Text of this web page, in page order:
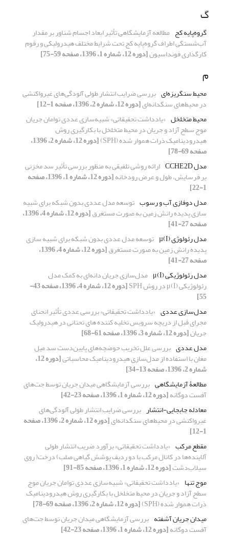
گ
گروه‌پایه کج مطالعه آزمایشگاهی تأثیر ابعاد اجسام شناور بر مقدار
آب‌شستگی اطراف گروه‌پایه کج تحت شرایط مختلف هیدرولیکی و رقوم
کارگذاری فونداسیون[دوره 12، شماره 1، 1396، صفحه 59-75]
م
محیط سنگریزه‌ای بررسی ضرایب انتشار طولی آلودگی‌های غیرواکنشی
در محیط‌های سنگدانه‌ای[دوره 12، شماره 2، 1396، صفحه 1-12]
محیط متخلخل «یادداشت تحقیقاتی» شبیه‌سازی عددی توامان جریان
موج سطح آزاد و جریان در محیط متخلخل با بکارگیری روش
هیدرودینامیک ذرات هموار شده (SPH) [دوره 12، شماره 2، 1396،
صفحه 69-78]
مدل CCHE2D
ارائه روشی تلفیقی به منظور بررسی تأثیر سد مخزنی
بر فرسایش، طول و عرض رودخانه [دوره 12، شماره 1، 1396، صفحه
1-22]
مدل دوفازی آب و رسوب توسعه مدل عددی بدون شبکه برای شبیه‏
سازی پدیده رانش زمین به صورت مستغرق [دوره 12، شماره 4، 1396،
صفحه 27-41]
مدل رئولوژی µ(I)
توسعه مدل عددی بدون شبکه برای شبیه‏ سازی
پدیده رانش زمین به صورت مستغرق [دوره 12، شماره 4، 1396،
صفحه 27-41]
مدل رئولوژیکی μ(I)
مدل‌سازی جریان دانه‌ای به کمک مدل
رئولوژیکی μ(I) در روش SPH [دوره 12، شماره 4، 1396، صفحه 43-
55]
مدل‌سازی عددی «یادداشت تحقیقاتی» بررسی عددی تأثیر انحنای
مجرای قبل از دریچه سرویس تخلیه کننده ‏های تحتانی در هیدرولیک
جریان[دوره 12، شماره 3، 1396، صفحه 61-68]
مدل عددی بررسی علل تخریب حوضچه‌ها‌ی پایین‌دست سد میل
مغان با استفاده از مدل‌سازی هیدرودینامیک محاسباتی [دوره 12،
شماره 2، 1396، صفحه 13-34]
مطالعۀ آزمایشگاهی بررسی آزمایشگاهی میدان جریان توسط جت‌های
آفست دوگانه[دوره 12، شماره 1، 1396، صفحه 23-42]
معادله جابجایی-انتشار بررسی ضرایب انتشار طولی آلودگی‌های
غیرواکنشی در محیط‌های سنگدانه‌ای [دوره 12، شماره 2، 1396، صفحه
1-12]
مقطع مرکب «یادداشت تحقیقاتی» برآورد ضریب انتشار طولی
آلاینده‌ها در کانال مرکب با دو ردیف پوشش گیاهی صلب) درخت( روی
سیلاب‌دشت[دوره 12، شماره 1، 1396، صفحه 85-91]
موج تنها «یادداشت تحقیقاتی» شبیه‌سازی عددی توامان جریان موج
سطح آزاد و جریان در محیط متخلخل با بکارگیری روش هیدرودینامیک
ذرات هموار شده (SPH)
[دوره 12، شماره 2، 1396، صفحه 69-78]
میدان جریان آشفته بررسی آزمایشگاهی میدان جریان توسط جت‌های
آفست دوگانه[دوره 12، شماره 1، 1396، صفحه 23-42]